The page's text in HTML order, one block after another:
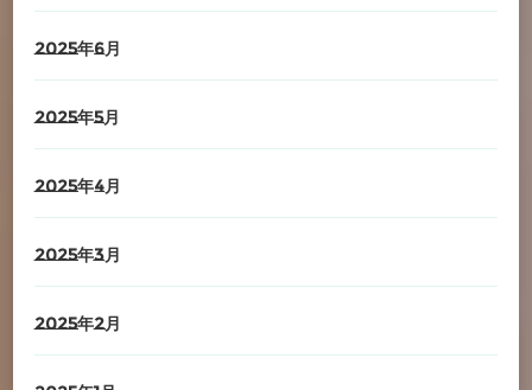
2025年6月
2025年5月
2025年4月
2025年3月
2025年2月